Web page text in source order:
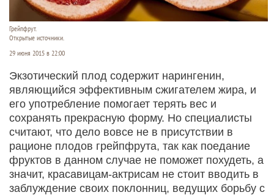
Грейпфрут.
Открытые источники.
29 июня 2015 в 22:00
Экзотический плод содержит нарингенин,
являющийся эффективным сжигателем жира, и
его употребление помогает терять вес и
сохранять прекрасную форму. Но специалисты
считают, что дело вовсе не в присутствии в
рационе плодов грейпфрута, так как поедание
фруктов в данном случае не поможет похудеть, а
значит, красавицам-актрисам не стоит вводить в
заблуждение своих поклонниц, ведущих борьбу с